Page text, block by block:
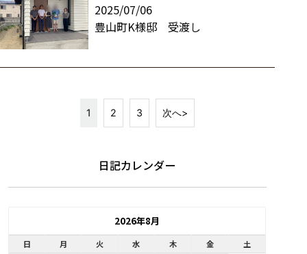
2025/07/06
豊山町K様邸 受渡し
1 2 3 次へ>
日記カレンダー
2026年8月
日 月 火 水 木 金 土